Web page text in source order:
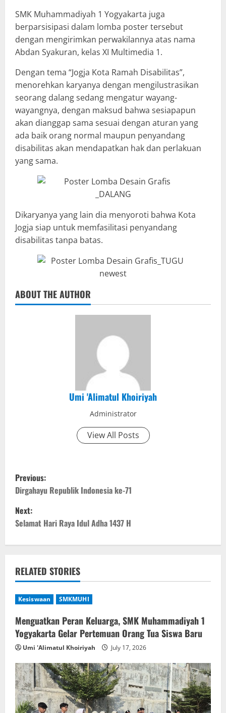
SMK Muhammadiyah 1 Yogyakarta juga
berparsisipasi dalam lomba poster tersebut
dengan mengirimkan perwakilannya atas nama
Abdan Syakuran, kelas XI Multimedia 1.
Dengan tema “Jogja Kota Ramah Disabilitas”,
menorehkan karyanya dengan mengilustrasikan
seorang dalang sedang mengatur wayang-
wayangnya, dengan maksud bahwa sesiapapun
akan dianggap sama sesuai dengan aturan yang
ada baik orang normal maupun penyandang
disabilitas akan mendapatkan hak dan perlakuan
yang sama.
Dikaryanya yang lain dia menyoroti bahwa Kota
Jogja siap untuk memfasilitasi penyandang
disabilitas tanpa batas.
ABOUT THE AUTHOR
Umi 'Alimatul Khoiriyah
Administrator
View All Posts
P
o
s
a
v
i
g
a
t
i
Previous:
Dirgahayu Republik Indonesia ke-71
Next:
Selamat Hari Raya Idul Adha 1437 H
RELATED STORIES
Kesiswaan SMKMUHI
Menguatkan Peran Keluarga, SMK Muhammadiyah 1
Yogyakarta Gelar Pertemuan Orang Tua Siswa Baru
Umi 'Alimatul Khoiriyah July 17, 2026